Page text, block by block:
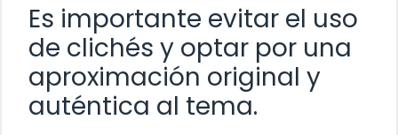
Es importante evitar el uso
de clichés y optar por una
aproximación original y
auténtica al tema.